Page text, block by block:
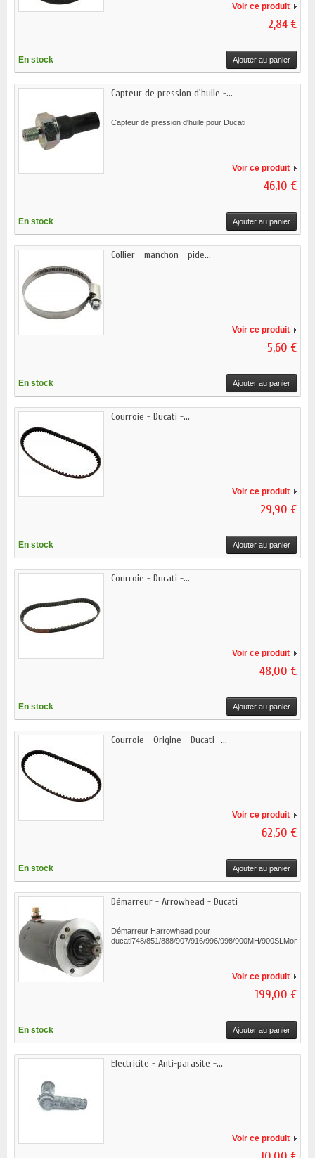
Voir ce produit
2,84 €
En stock Ajouter au panier
Capteur de pression d'huile -...
Capteur de pression d'huile pour Ducati
Voir ce produit
46,10 €
En stock Ajouter au panier
Collier - manchon - pide...
Voir ce produit
5,60 €
En stock Ajouter au panier
Courroie - Ducati -...
Voir ce produit
29,90 €
En stock Ajouter au panier
Courroie - Ducati -...
Voir ce produit
48,00 €
En stock Ajouter au panier
Courroie - Origine - Ducati -...
Voir ce produit
62,50 €
En stock Ajouter au panier
Démarreur - Arrowhead - Ducati
Démarreur Harrowhead pour
ducati748/851/888/907/916/996/998/900MH/
Voir ce produit
199,00 €
En stock Ajouter au panier
Electricite - Anti-parasite -...
Voir ce produit